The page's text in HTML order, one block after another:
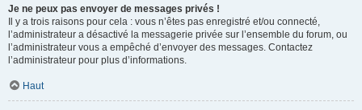
Je ne peux pas envoyer de messages privés !
Il y a trois raisons pour cela : vous n’êtes pas enregistré et/ou connecté,
l’administrateur a désactivé la messagerie privée sur l’ensemble du forum, ou
l’administrateur vous a empêché d’envoyer des messages. Contactez
l’administrateur pour plus d’informations.
Haut